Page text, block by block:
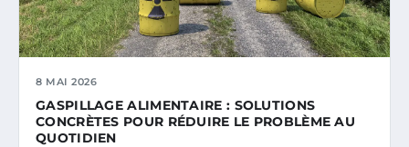
8 MAI 2026
GASPILLAGE ALIMENTAIRE : SOLUTIONS
CONCRÈTES POUR RÉDUIRE LE PROBLÈME AU
QUOTIDIEN